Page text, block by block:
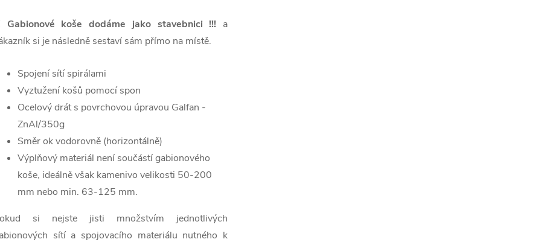
Gabionové koše dodáme jako stavebnici !!! a
si je následně sestaví sám přímo na místě.
Spojení sítí spirálami
Vyztužení košů pomocí spon
Ocelový drát s povrchovou úpravou Galfan -
ZnAl/350g
Směr ok vodorovně (horizontálně)
Výplňový materiál není součástí gabionového
koše, ideálně však kamenivo velikosti 50-200
mm nebo min. 63-125 mm.
si nejste jisti množstvím jednotlivých
sítí a spojovacího materiálu nutného k